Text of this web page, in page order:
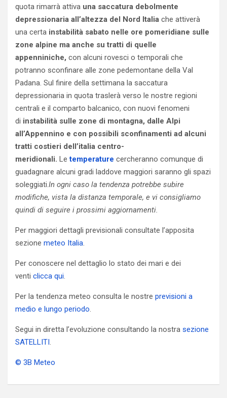
quota rimarrà attiva una saccatura debolmente
depressionaria all’altezza del Nord Italia che attiverà
una certa instabilità sabato nelle ore pomeridiane sulle
zone alpine ma anche su tratti di quelle
appenniniche, con alcuni rovesci o temporali che
potranno sconfinare alle zone pedemontane della Val
Padana. Sul finire della settimana la saccatura
depressionaria in quota traslerà verso le nostre regioni
centrali e il comparto balcanico, con nuovi fenomeni
di instabilità sulle zone di montagna, dalle Alpi
all’Appennino e con possibili sconfinamenti ad alcuni
tratti costieri dell’italia centro-
meridionali. Letemperature cercheranno comunque di
guadagnare alcuni gradi laddove maggiori saranno gli spazi
soleggiati.In ogni caso la tendenza potrebbe subire
modifiche, vista la distanza temporale, e vi consigliamo
quindi di seguire i prossimi aggiornamenti.
Per maggiori dettagli previsionali consultate l’apposita
sezione meteo Italia.
Per conoscere nel dettaglio lo stato dei mari e dei
venti clicca qui.
Per la tendenza meteo consulta le nostre previsioni a
medio e lungo periodo.
Segui in diretta l’evoluzione consultando la nostra sezione
SATELLITI.
© 3B Meteo